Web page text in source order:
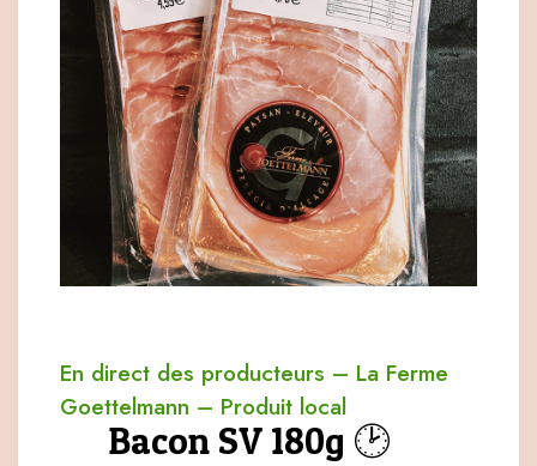
En direct des producteurs – La Ferme
Goettelmann – Produit local
Bacon SV 180g 🕑